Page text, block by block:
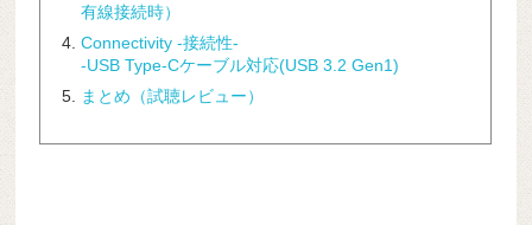
有線接続時）
Connectivity -接続性-
-USB Type-Cケーブル対応(USB 3.2 Gen1)
まとめ（試聴レビュー）